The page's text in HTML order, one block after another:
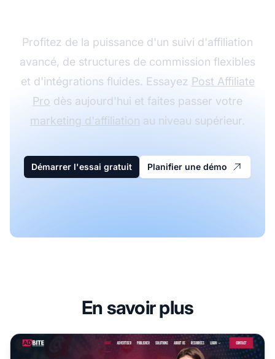
Profitez de la puissance d'un suivi d'affiliation
avancé, de structures de commission flexibles
et d'intégrations fluides. Essayez Post Affiliate
Pro dès aujourd'hui et faites passer votre
marketing d'affiliation au niveau supérieur.
Démarrer l'essai gratuit Planifier une démo
En savoir plus
Programme d'affiliation Adbite